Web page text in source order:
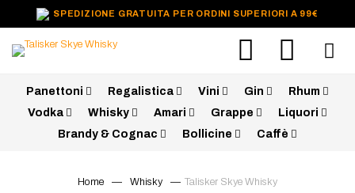
SPEDIZIONE GRATUITA PER ORDINI SUPERIORI A 99€
Panettoni Regalistica Vini Gin
Rhum
Vodka
Whisky Amari Grappe
Liquori
Brandy & Cognac
Bollicine Caffè
Home — Whisky — Talisker Skye Whisky